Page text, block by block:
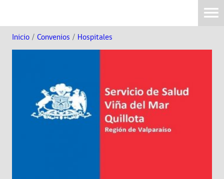
Inicio / Convenios / Hospitales